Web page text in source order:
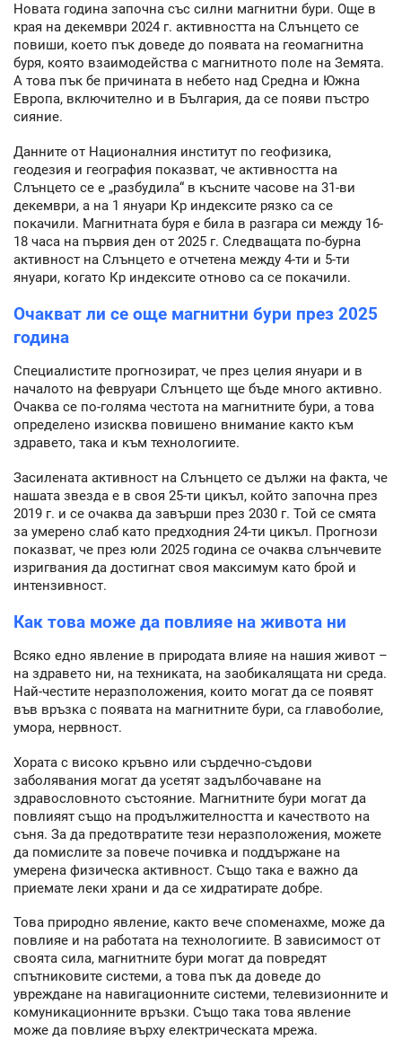
Новата година започна със силни магнитни бури. Още в
края на декември 2024 г. активността на Слънцето се
повиши, което пък доведе до появата на геомагнитна
буря, която взаимодейства с магнитното поле на Земята.
А това пък бе причината в небето над Средна и Южна
Европа, включително и в България, да се появи пъстро
сияние.
Данните от Националния институт по геофизика,
геодезия и география показват, че активността на
Слънцето се е „разбудила“ в късните часове на 31-ви
декември, а на 1 януари Кр индексите рязко са се
покачили. Магнитната буря е била в разгара си между 16-
18 часа на първия ден от 2025 г. Следващата по-бурна
активност на Слънцето е отчетена между 4-ти и 5-ти
януари, когато Кр индексите отново са се покачили.
Очакват ли се още магнитни бури през 2025
година
Специалистите прогнозират, че през целия януари и в
началото на февруари Слънцето ще бъде много активно.
Очаква се по-голяма честота на магнитните бури, а това
определено изисква повишено внимание както към
здравето, така и към технологиите.
Засилената активност на Слънцето се дължи на факта, че
нашата звезда е в своя 25-ти цикъл, който започна през
2019 г. и се очаква да завърши през 2030 г. Той се смята
за умерено слаб като предходния 24-ти цикъл. Прогнози
показват, че през юли 2025 година се очаква слънчевите
изригвания да достигнат своя максимум като брой и
интензивност.
Как това може да повлияе на живота ни
Всяко едно явление в природата влияе на нашия живот –
на здравето ни, на техниката, на заобикалящата ни среда.
Най-честите неразположения, които могат да се появят
във връзка с появата на магнитните бури, са главоболие,
умора, нервност.
Хората с високо кръвно или сърдечно-съдови
заболявания могат да усетят задълбочаване на
здравословното състояние. Магнитните бури могат да
повлияят също на продължителността и качеството на
съня. За да предотвратите тези неразположения, можете
да помислите за повече почивка и поддържане на
умерена физическа активност. Също така е важно да
приемате леки храни и да се хидратирате добре.
Това природно явление, както вече споменахме, може да
повлияе и на работата на технологиите. В зависимост от
своята сила, магнитните бури могат да повредят
спътниковите системи, а това пък да доведе до
увреждане на навигационните системи, телевизионните и
комуникационните връзки. Също така това явление
може да повлияе върху електрическата мрежа.